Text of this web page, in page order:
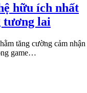
hữu ích nhất
tương lai
tăng cường cảm
game…